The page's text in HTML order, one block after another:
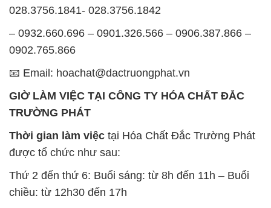
028.3756.1841- 028.3756.1842
– 0932.660.696 – 0901.326.566 – 0906.387.866 –
0902.765.866
📧 Email: hoachat@dactruongphat.vn
GIỜ LÀM VIỆC TẠI CÔNG TY HÓA CHẤT ĐẮC
TRƯỜNG PHÁT
Thời gian làm việc tại Hóa Chất Đắc Trường Phát
được tổ chức như sau:
Thứ 2 đến thứ 6: Buổi sáng: từ 8h đến 11h – Buổi
chiều: từ 12h30 đến 17h